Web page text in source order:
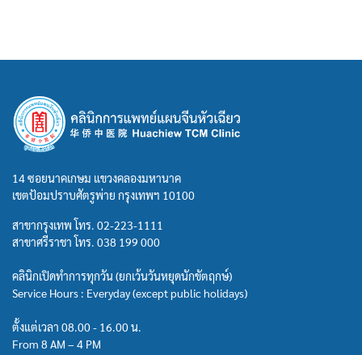
14 ซอยนาคเกษม แขวงคลองมหานาค
เขตป้อมปราบศัตรูพ่าย กรุงเทพฯ 10100
สาขากรุงเทพ โทร. 02-223-1111
สาขาศรีราชา โทร. 038 199 000
คลินิกเปิดทำการทุกวัน (ยกเว้นวันหยุดนักขัตฤกษ์)
Service Hours : Everyday (except public holidays)
ตั้งแต่เวลา 08.00 - 16.00 น.
From 8 AM – 4 PM